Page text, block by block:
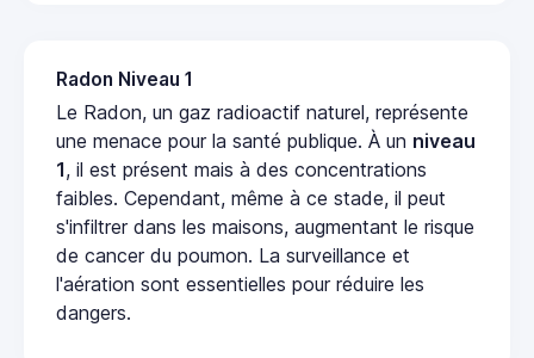
Radon Niveau 1
Le Radon, un gaz radioactif naturel, représente
une menace pour la santé publique. À un niveau
1, il est présent mais à des concentrations
faibles. Cependant, même à ce stade, il peut
s'infiltrer dans les maisons, augmentant le risque
de cancer du poumon. La surveillance et
l'aération sont essentielles pour réduire les
dangers.